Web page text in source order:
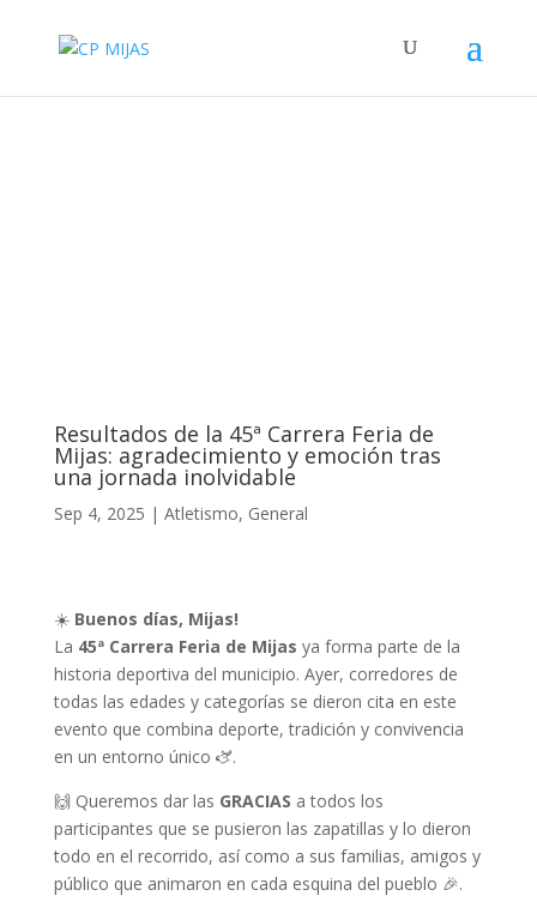
Resultados de la 45ª Carrera Feria de
Mijas: agradecimiento y emoción tras
una jornada inolvidable
Sep 4, 2025 | Atletismo, General
☀️ Buenos días, Mijas!
La 45ª Carrera Feria de Mijas ya forma parte de la
historia deportiva del municipio. Ayer, corredores de
todas las edades y categorías se dieron cita en este
evento que combina deporte, tradición y convivencia
en un entorno único 🫏.
🙌 Queremos dar las GRACIAS a todos los
participantes que se pusieron las zapatillas y lo dieron
todo en el recorrido, así como a sus familias, amigos y
público que animaron en cada esquina del pueblo 🎉.